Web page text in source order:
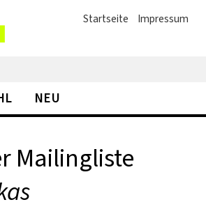
Startseite Impressum
NEU
Mailingliste